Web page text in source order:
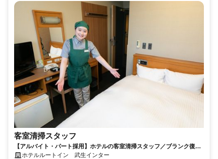
客室清掃スタッフ
【アルバイト・パート採用】ホテルの客室清掃スタッフ／ブランク復
帰・未経験歓迎！主婦(夫)さん活躍中
ホテルルートイン 武生インター